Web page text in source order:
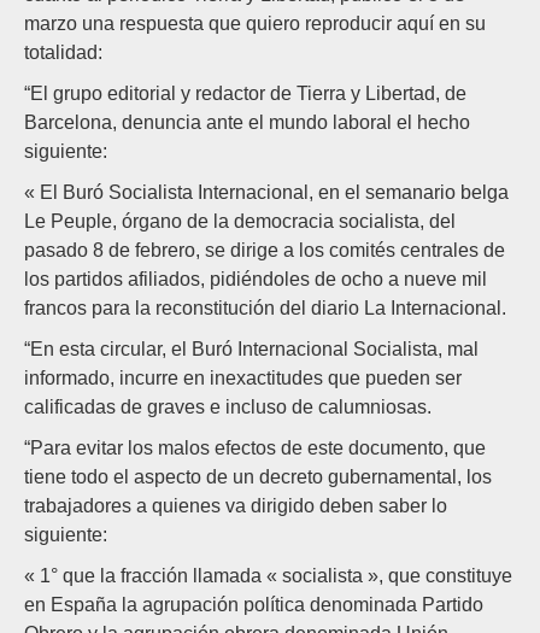
marzo una respuesta que quiero reproducir aquí en su
totalidad:
“El grupo editorial y redactor de Tierra y Libertad, de
Barcelona, denuncia ante el mundo laboral el hecho
siguiente:
« El Buró Socialista Internacional, en el semanario belga
Le Peuple, órgano de la democracia socialista, del
pasado 8 de febrero, se dirige a los comités centrales de
los partidos afiliados, pidiéndoles de ocho a nueve mil
francos para la reconstitución del diario La Internacional.
“En esta circular, el Buró Internacional Socialista, mal
informado, incurre en inexactitudes que pueden ser
calificadas de graves e incluso de calumniosas.
“Para evitar los malos efectos de este documento, que
tiene todo el aspecto de un decreto gubernamental, los
trabajadores a quienes va dirigido deben saber lo
siguiente:
« 1° que la fracción llamada « socialista », que constituye
en España la agrupación política denominada Partido